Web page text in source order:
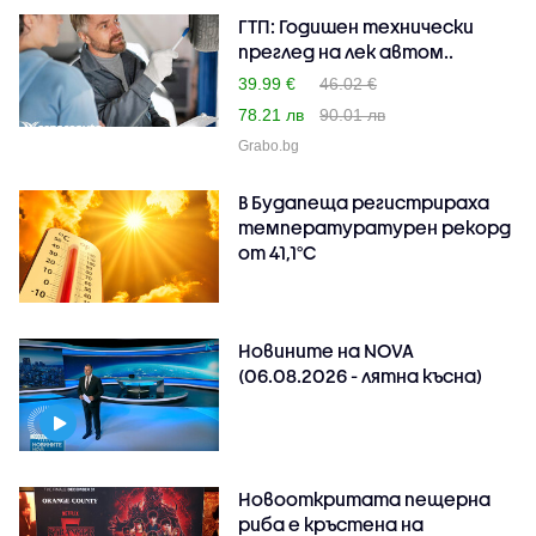
ГТП: Годишен технически
преглед на лек автом..
39.99 €
46.02 €
78.21 лв
90.01 лв
Grabo.bg
В Будапеща регистрираха
температуратурен рекорд
от 41,1°C
Новините на NOVA
(06.08.2026 - лятна късна)
Новооткритата пещерна
риба е кръстена на